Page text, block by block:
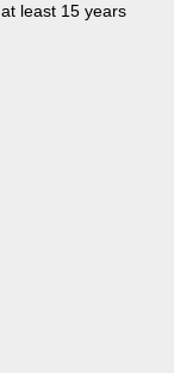
least 15 years